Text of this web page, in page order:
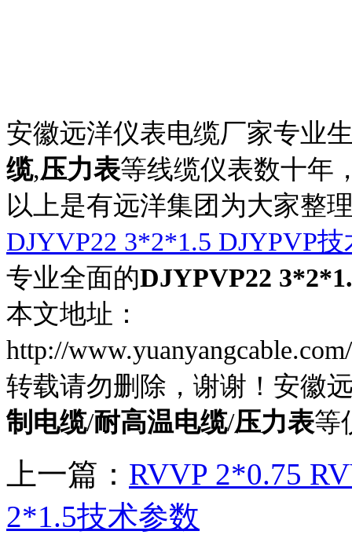
安徽远洋仪表电缆厂家专业
缆,压力表等线缆仪表数十年
以上是有远洋集团为大家整
DJYVP22 3*2*1.5 DJYPVP
专业全面的DJYPVP22
本文地址：
http://
转载请勿删除，谢谢！安徽
制电缆/耐高温电缆/压力表等
上一篇： RVVP 2*0.75
2*1.5技术参数